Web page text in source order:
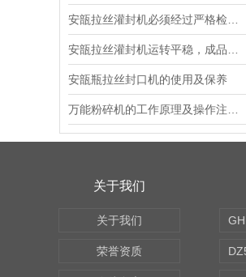
安瓿瓶拉丝封口机的使用及保养
关于我们
关于我们
荣誉资质